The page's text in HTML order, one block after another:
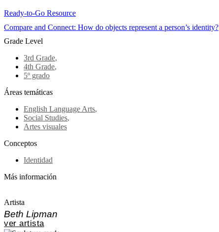
Ready-to-Go Resource
Compare and Connect: How do objects represent a person’s identity?
Grade Level
3rd Grade,
4th Grade,
5º grado
Áreas temáticas
English Language Arts,
Social Studies,
Artes visuales
Conceptos
Identidad
Más información
Artista
Beth Lipman
ver artista